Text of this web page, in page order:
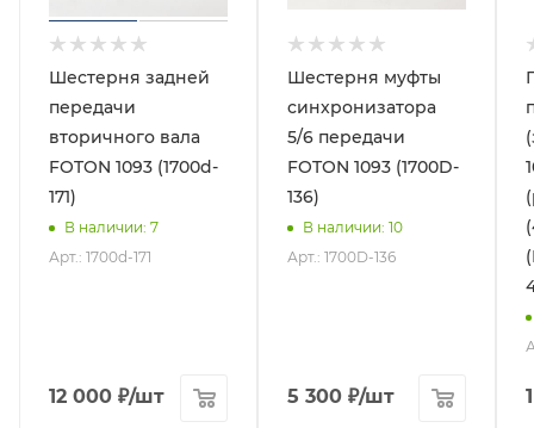
Шестерня задней
передачи
вторичного вала
FOTON 1093 (1700d-
171)
В наличии: 7
Арт.: 1700d-171
12 000 ₽/шт
Шестерня муфты
синхронизатора
5/6 передачи
FOTON 1093 (1700D-
136)
В наличии: 10
Арт.: 1700D-136
5 300 ₽/шт